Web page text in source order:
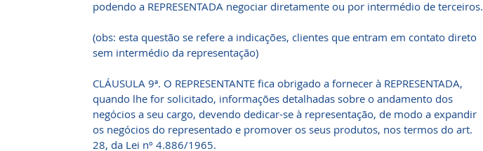
podendo a REPRESENTADA negociar diretamente ou por intermédio de terceiros.
(obs: esta questão se refere a indicações, clientes que entram em contato direto
sem intermédio da representação)
CLÁUSULA 9ª. O REPRESENTANTE fica obrigado a fornecer à REPRESENTADA,
quando lhe for solicitado, informações detalhadas sobre o andamento dos
negócios a seu cargo, devendo dedicar-se à representação, de modo a expandir
os negócios do representado e promover os seus produtos, nos termos do art.
28, da Lei nº 4.886/1965.